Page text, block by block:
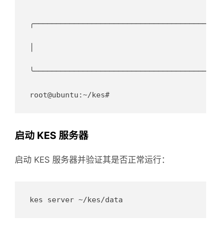
启动 KES 服务器
启动 KES 服务器并验证其是否正常运行：